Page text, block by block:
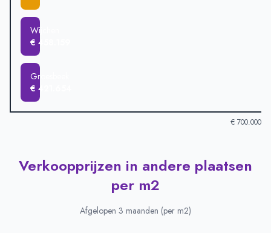
Wijchen
€ 458.159
Groesbeek
€ 421.654
€ 700.000
Verkoopprijzen in andere plaatsen-Afgelopen 3 maanden
Gemiddelde verkoopprijs
€ 622.500
€ 532.926
Verkoopprijzen in andere plaatsen
per m2
Afgelopen 3 maanden (per m2)